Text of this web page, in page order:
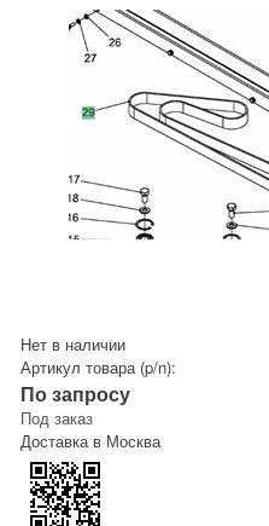
Нет в наличии
Артикул товара (p/n):
По запросу
Под заказ
Доставка в Москва